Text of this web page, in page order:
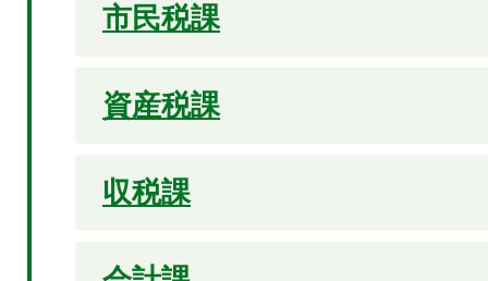
市民税課
資産税課
収税課